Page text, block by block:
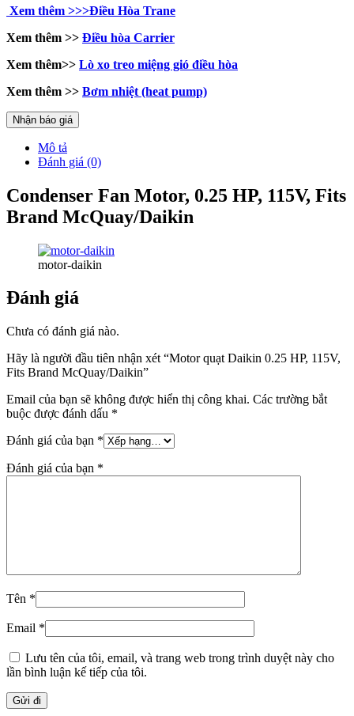
Xem thêm >>>Điều Hòa Trane
Xem thêm >> Điều hòa Carrier
Xem thêm>> Lò xo treo miệng gió điều hòa
Xem thêm >> Bơm nhiệt (heat pump)
Nhận báo giá
Mô tả
Đánh giá (0)
Condenser Fan Motor, 0.25 HP, 115V, Fits
Brand McQuay/Daikin
motor-daikin
Đánh giá
Chưa có đánh giá nào.
Hãy là người đầu tiên nhận xét “Motor quạt Daikin 0.25 HP, 115V,
Fits Brand McQuay/Daikin”
Email của bạn sẽ không được hiển thị công khai. Các trường bắt
buộc được đánh dấu *
Đánh giá của bạn *
Đánh giá của bạn *
Tên *
Email *
Lưu tên của tôi, email, và trang web trong trình duyệt này cho
lần bình luận kế tiếp của tôi.